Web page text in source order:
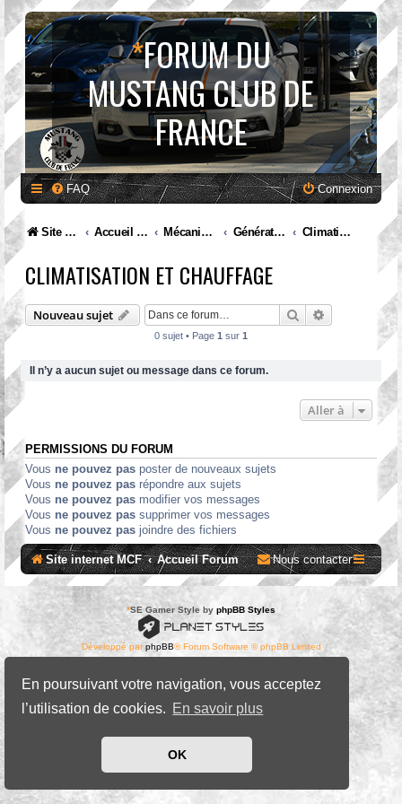
En poursuivant votre navigation, vous acceptez
l’utilisation de cookies. En savoir plus
OK
*FORUM DU
MUSTANG CLUB DE
FRANCE
FAQ Connexion
Site internet MCF Accueil Forum Mécanique et entretien Génération VI. Mustang (2015 à ...) Climatisation et chauffage
CLIMATISATION ET CHAUFFAGE
Nouveau sujet RechercherRecherche
0 sujet • Page 1 sur 1
Il n’y a aucun sujet ou message dans ce forum.
Aller à
PERMISSIONS DU FORUM
Vous ne pouvez pas poster de nouveaux sujets
Vous ne pouvez pas répondre aux sujets
Vous ne pouvez pas modifier vos messages
Vous ne pouvez pas supprimer vos messages
Vous ne pouvez pas joindre des fichiers
Site internet MCF Accueil Forum Nous contacter
*SE Gamer Style by phpBB Styles
Développé parphpBB® Forum Software © phpBB Limited
Confidentialité|